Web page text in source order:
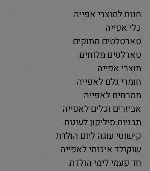
חנות למוצרי אפייה
כלי אפייה
טארטלטים מתוקים
טארלטים מלוחים
מוצרי אפייה
חומרי גלם לאפייה
ממרחים לאפייה
אביזרים וכלים לאפייה
תבניות סיליקון לעוגות
קישוטי עוגה ליום הולדת
שוקולד איכותי לאפייה
חד פעמי לימי הולדת